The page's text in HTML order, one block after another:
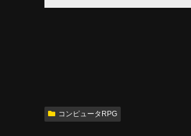
コンピュータRPG